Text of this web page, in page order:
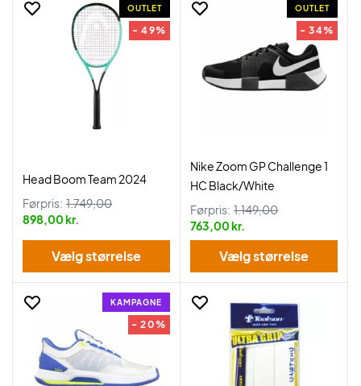
OUTLET
- 49%
Head Boom Team 2024
Førpris: 1.749,00
898,00 kr.
Vælg størrelse
OUTLET
- 34%
Nike Zoom GP Challenge 1
HC Black/White
Førpris: 1.149,00
763,00 kr.
Vælg størrelse
KAMPAGNE
- 20%